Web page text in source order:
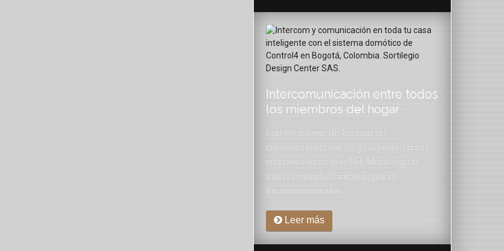
Intercomunicación entre todos
los miembros del hogar
Los miembros de la casa se
comunicarán entre sí y su propia casa
se comunicará con Ud. Mantenga a
todo el mundo hablando por el
Intercomunicador.
Leer más